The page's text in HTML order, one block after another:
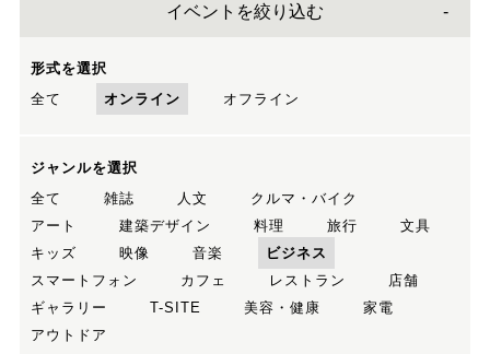
イベントを絞り込む
形式を選択
全て
オンライン オフライン
ジャンルを選択
全て
雑誌 人文
クルマ・バイク
アート
建築デザイン 料理 旅行
文具
キッズ
映像 音楽
ビジネス
スマートフォン
カフェ レストラン
店舗
ギャラリー
T-SITE 美容・健康
家電
アウトドア